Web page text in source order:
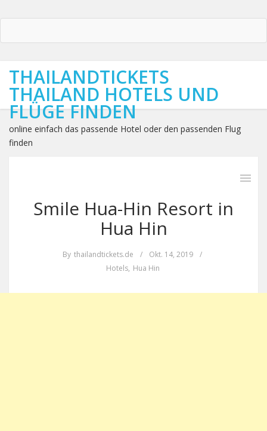
THAILANDTICKETS
THAILAND HOTELS UND
FLÜGE FINDEN
online einfach das passende Hotel oder den passenden Flug
finden
Smile Hua-Hin Resort in
Hua Hin
By thailandtickets.de / Okt. 14, 2019
/
Hotels, Hua Hin